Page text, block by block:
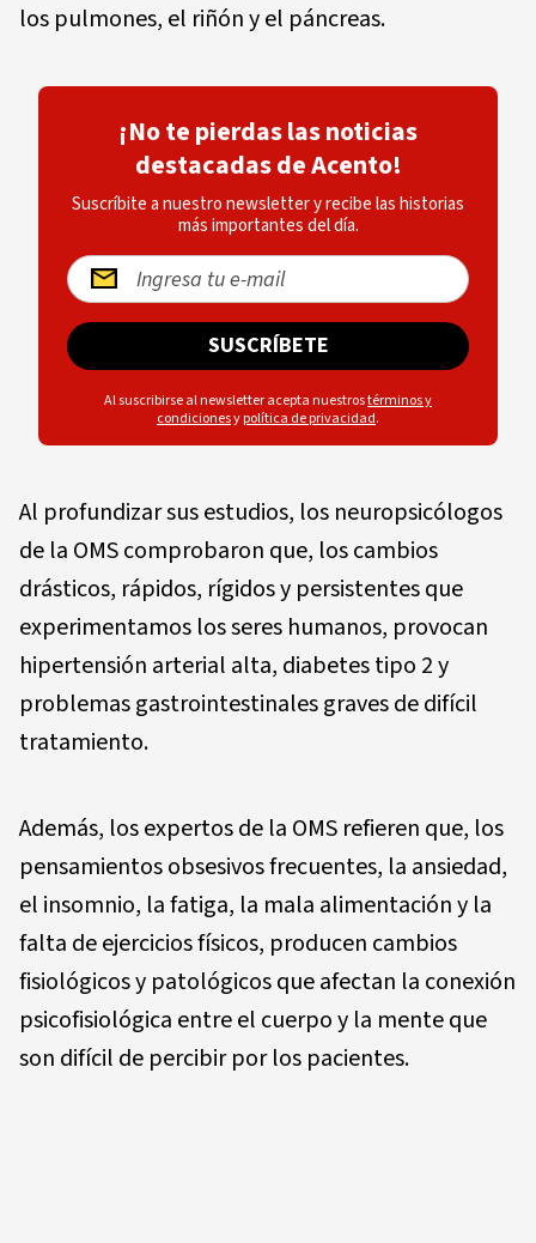
los pulmones, el riñón y el páncreas.
¡No te pierdas las noticias
destacadas de Acento!
Suscríbite a nuestro newsletter y recibe las historias
más importantes del día.
SUSCRÍBETE
Al suscribirse al newsletter acepta nuestrostérminos y
condicionesypolítica de privacidad.
Al profundizar sus estudios, los neuropsicólogos
de la OMS comprobaron que, los cambios
drásticos, rápidos, rígidos y persistentes que
experimentamos los seres humanos, provocan
hipertensión arterial alta, diabetes tipo 2 y
problemas gastrointestinales graves de difícil
tratamiento.
Además, los expertos de la OMS refieren que, los
pensamientos obsesivos frecuentes, la ansiedad,
el insomnio, la fatiga, la mala alimentación y la
falta de ejercicios físicos, producen cambios
fisiológicos y patológicos que afectan la conexión
psicofisiológica entre el cuerpo y la mente que
son difícil de percibir por los pacientes.